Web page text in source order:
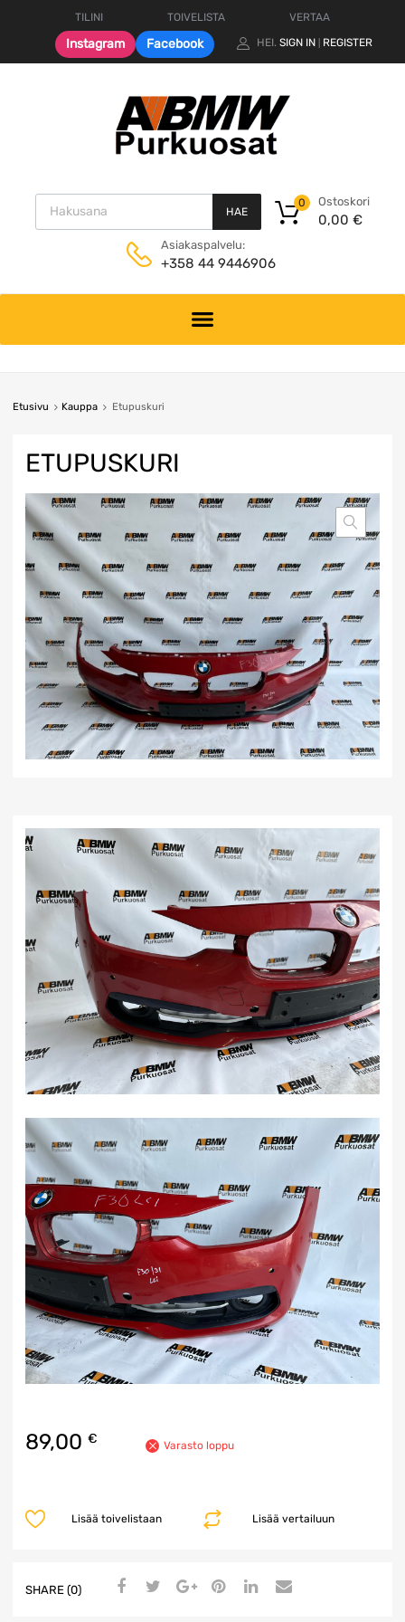
TILINI TOIVELISTA VERTAA
Instagram Facebook HEI. SIGN IN REGISTER
Products search
HAE
Ostoskori
0,00 €
0
Asiakaspalvelu:
+358 44 9446906
content
Etusivu Kauppa Etupuskuri
ETUPUSKURI
89,00 € Varasto loppu
Lisää vertailuun
Lisää toivelistaan
SHARE (0)